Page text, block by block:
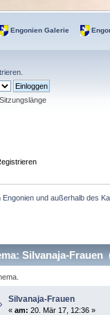
Engonien Galerie
Engonien und außerhalb des
Silvanaja-Frauen
Silvanaja-Frauen
« am: 20. Mär 17, 12:36 »